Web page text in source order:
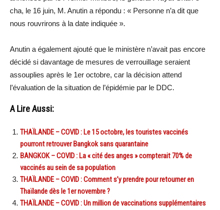
cha, le 16 juin, M. Anutin a répondu : « Personne n’a dit que
nous rouvrirons à la date indiquée ».
Anutin a également ajouté que le ministère n’avait pas encore
décidé si davantage de mesures de verrouillage seraient
assouplies après le 1er octobre, car la décision attend
l’évaluation de la situation de l’épidémie par le DDC.
A Lire Aussi:
THAÏLANDE – COVID : Le 15 octobre, les touristes vaccinés
pourront retrouver Bangkok sans quarantaine
BANGKOK – COVID : La « cité des anges » compterait 70% de
vaccinés au sein de sa population
THAÏLANDE – COVID : Comment s’y prendre pour retourner en
Thaïlande dès le 1er novembre ?
THAÏLANDE – COVID : Un million de vaccinations supplémentaires